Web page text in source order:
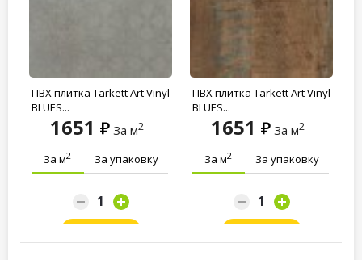
ПВХ плитка Tarkett Art Vinyl
BLUES...
1651 За м2
За м2 За упаковку
ПВХ плитка Tarkett Art Vinyl
BLUES...
1651 За м2
За м2 За упаковку